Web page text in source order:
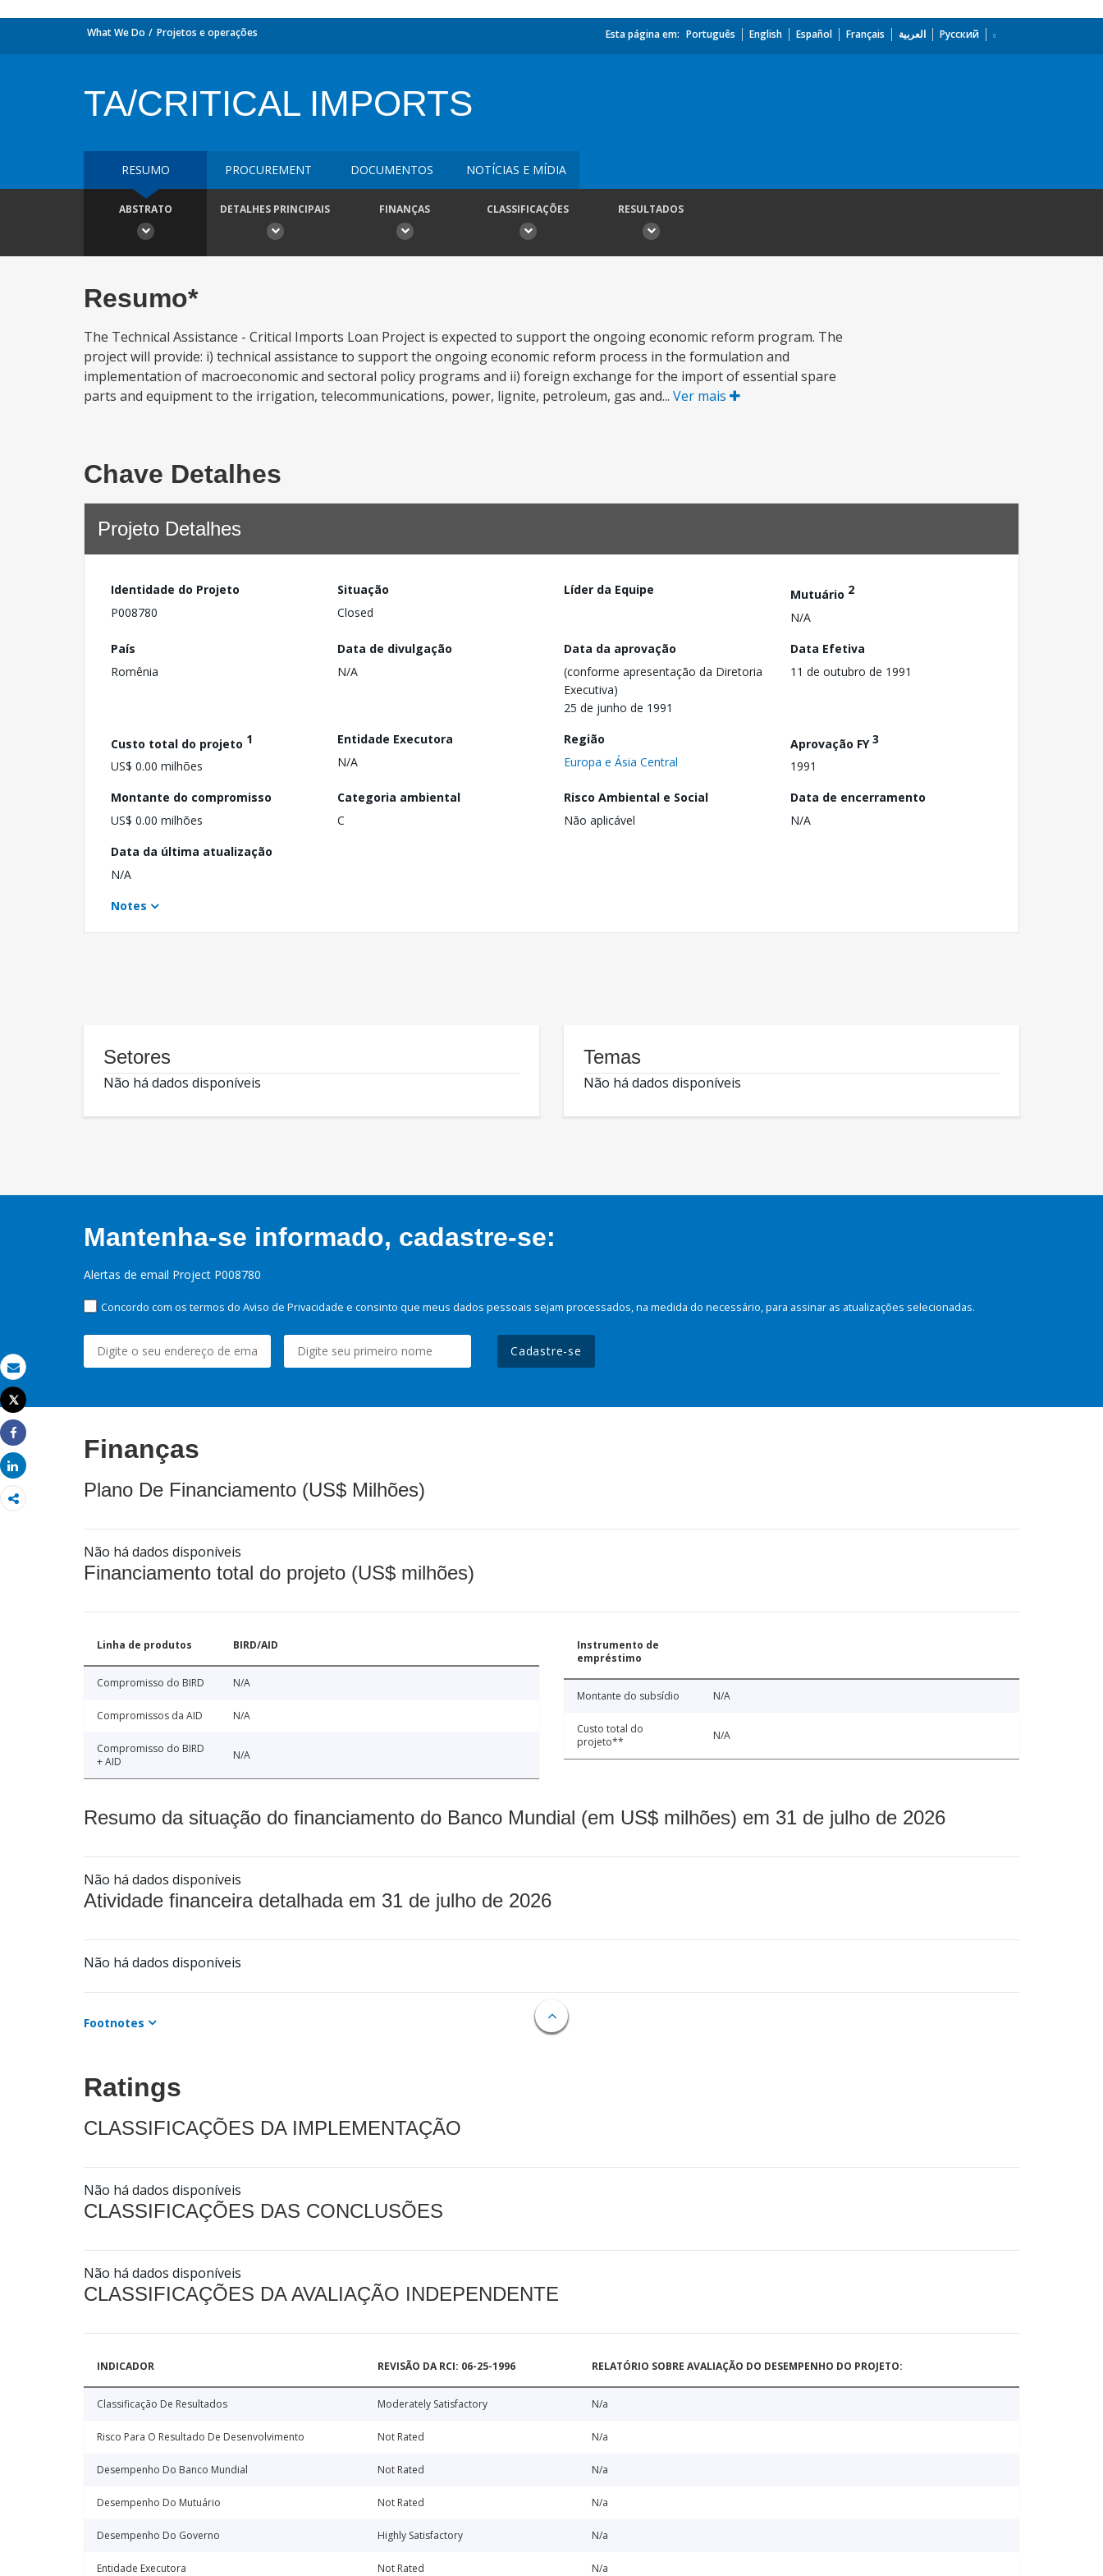
Email
Imprimir
Tweet
Share
Share
What We Do Projetos e operações Esta página em: Português English Español Français العربية Русский
TA/CRITICAL IMPORTS
RESUMO PROCUREMENT DOCUMENTOS NOTÍCIAS E MÍDIA
ABSTRATO DETALHES PRINCIPAIS FINANÇAS CLASSIFICAÇÕES RESULTADOS
Resumo*
The Technical Assistance - Critical Imports Loan Project is expected to support the ongoing economic reform program. The
project will provide: i) technical assistance to support the ongoing economic reform process in the formulation and
implementation of macroeconomic and sectoral policy programs and ii) foreign exchange for the import of essential spare
parts and equipment to the irrigation, telecommunications, power, lignite, petroleum, gas and... Ver mais
Chave Detalhes
Projeto Detalhes
Identidade do Projeto
P008780
Situação
Closed
Líder da Equipe Mutuário 2
N/A
País
Romênia
Data de divulgação
N/A
Data da aprovação
(conforme apresentação da Diretoria
Executiva)
25 de junho de 1991
Data Efetiva
11 de outubro de 1991
Custo total do projeto 1
US$ 0.00 milhões
Entidade Executora
N/A
Região
Europa e Ásia Central
Aprovação FY3
1991
Montante do compromisso
US$ 0.00 milhões
Categoria ambiental
C
Risco Ambiental e Social
Não aplicável
Data de encerramento
N/A
Data da última atualização
N/A
Notes
Setores
Não há dados disponíveis
Temas
Não há dados disponíveis
Mantenha-se informado, cadastre-se:
Alertas de email Project P008780
Concordo com os termos do Aviso de Privacidade e consinto que meus dados pessoais sejam processados, na medida do necessário, para assinar as atualizações selecionadas.
Cadastre-se
Finanças
Plano De Financiamento (US$ Milhões)
Não há dados disponíveis
Financiamento total do projeto (US$ milhões)
Linha de produtos BIRD/AID
Compromisso do BIRD N/A
Compromissos da AID N/A
Compromisso do BIRD
+ AID
N/A
Instrumento de
empréstimo
Montante do subsídio N/A
Custo total do
projeto**
N/A
Resumo da situação do financiamento do Banco Mundial (em US$ milhões) em 31 de julho de 2026
Não há dados disponíveis
Atividade financeira detalhada em 31 de julho de 2026
Não há dados disponíveis
Footnotes
Ratings
CLASSIFICAÇÕES DA IMPLEMENTAÇÃO
Não há dados disponíveis
CLASSIFICAÇÕES DAS CONCLUSÕES
Não há dados disponíveis
CLASSIFICAÇÕES DA AVALIAÇÃO INDEPENDENTE
INDICADOR REVISÃO DA RCI: 06-25-1996 RELATÓRIO SOBRE AVALIAÇÃO DO DESEMPENHO DO PROJETO:
Classificação De Resultados Moderately Satisfactory N/a
Risco Para O Resultado De Desenvolvimento Not Rated N/a
Desempenho Do Banco Mundial Not Rated N/a
Desempenho Do Mutuário Not Rated N/a
Desempenho Do Governo Highly Satisfactory N/a
Entidade Executora Not Rated N/a